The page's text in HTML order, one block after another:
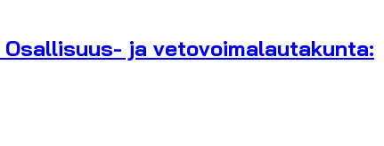
ja vetovoimalautakunta: